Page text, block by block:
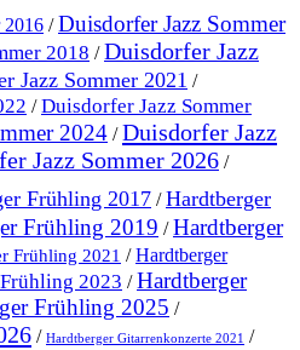
2016 /Duisdorfer Jazz Sommer
2018 /Duisdorfer Jazz
Jazz Sommer 2021 /
/Duisdorfer Jazz Sommer
2024 /Duisdorfer Jazz
Jazz Sommer 2026 /
Frühling 2017 /Hardtberger
Frühling 2019 /Hardtberger
Frühling 2021 /Hardtberger
2023 /Hardtberger
Frühling 2025 /
/ Hardtberger Gitarrenkonzerte 2021 /